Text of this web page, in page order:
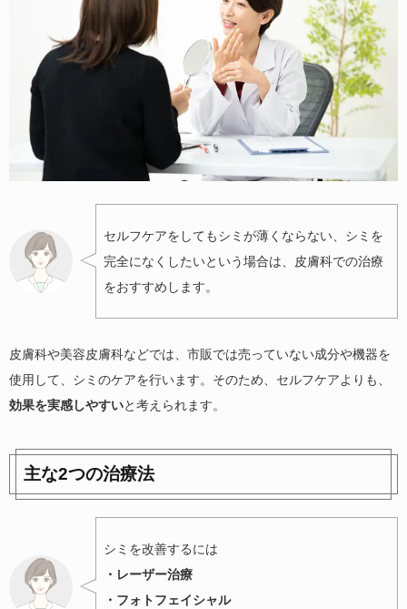
セルフケアをしてもシミが薄くならない、シミを
完全になくしたいという場合は、皮膚科での治療
をおすすめします。
皮膚科や美容皮膚科などでは、市販では売っていない成分や機器を
使用して、シミのケアを行います。そのため、セルフケアよりも、
効果を実感しやすいと考えられます。
主な2つの治療法
シミを改善するには
・レーザー治療
・フォトフェイシャル